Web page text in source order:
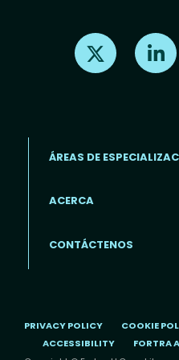
Find us on X
ÁREAS DE
ACERCA
CONTÁCTENOS
PRIVACY POLICY COOKIE
ACCESSIBILITY
FORTRA